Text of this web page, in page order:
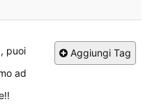
Aggiungi Tag
puoi
ad